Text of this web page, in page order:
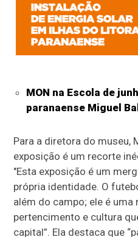
MON na Escola de
paranaense Miguel
Para a diretora do museu,
exposição é um recorte
"Esta exposição é um
própria identidade. O
além do campo; ele é uma
pertencimento e cultura
capital”. Ela destaca que